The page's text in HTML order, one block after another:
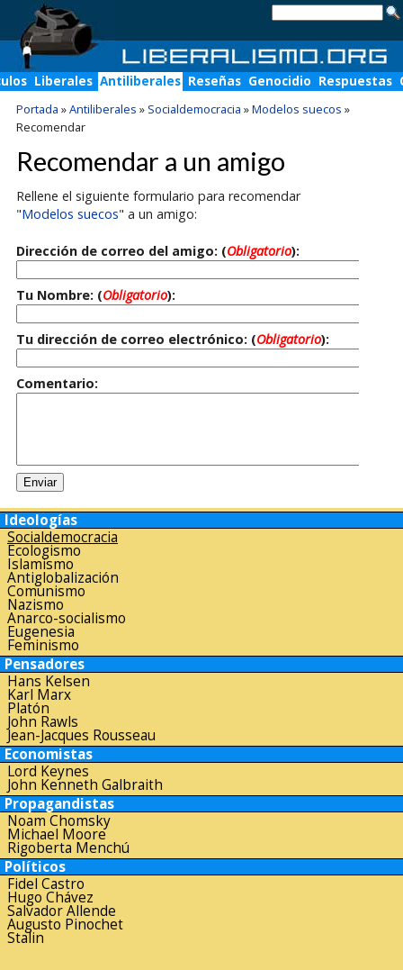
Liberales Antiliberales Reseñas Genocidio Respuestas
Portada »Antiliberales » Socialdemocracia »Modelos suecos »
Recomendar
Recomendar a un amigo
Rellene el siguiente formulario para recomendar
"Modelos suecos" a un amigo:
Dirección de correo del amigo: (Obligatorio):
Tu Nombre: (Obligatorio):
Tu dirección de correo electrónico: (Obligatorio):
Comentario:
Ideologías
Socialdemocracia
Ecologismo
Islamismo
Antiglobalización
Comunismo
Nazismo
Anarco-socialismo
Eugenesia
Feminismo
Pensadores
Hans Kelsen
Karl Marx
Platón
John Rawls
Jean-Jacques Rousseau
Economistas
Lord Keynes
John Kenneth Galbraith
Propagandistas
Noam Chomsky
Michael Moore
Rigoberta Menchú
Políticos
Fidel Castro
Hugo Chávez
Salvador Allende
Augusto Pinochet
Stalin